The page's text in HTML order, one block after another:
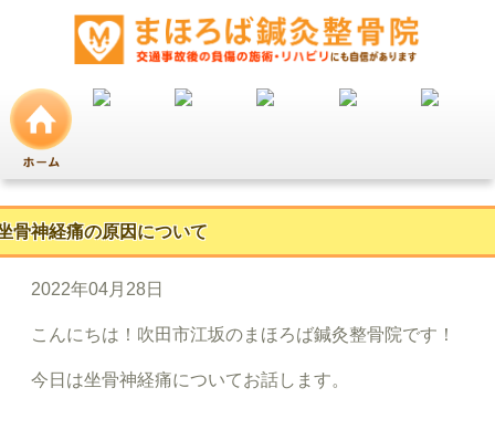
骨神経痛の原因について
2022年04月28日
こんにちは！吹田市江坂のまほろば鍼灸整骨院です！
今日は坐骨神経痛についてお話します。